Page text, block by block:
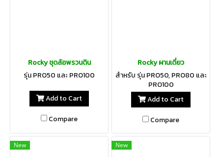
Rocky ชุดล้อพรวนดิน
รุ่น PRO50 และ PRO100
Add to Cart
Compare
Rocky ผานเดี่ยว
สำหรับ รุ่น PRO50, PRO80 และ
PRO100
Add to Cart
Compare
New New